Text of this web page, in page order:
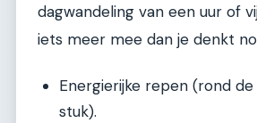
dagwandeling van een uur of
iets meer mee dan je denkt
Energierijke repen (rond
stuk).